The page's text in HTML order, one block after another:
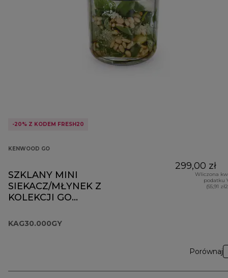
-20% Z KODEM FRESH20
KENWOOD GO
SZKLANY MINI
SIEKACZ/MŁYNEK Z
KOLEKCJI GO
KAG30.000GY
299,00 zł
Wliczona
podatku
(55,91
Porównaj